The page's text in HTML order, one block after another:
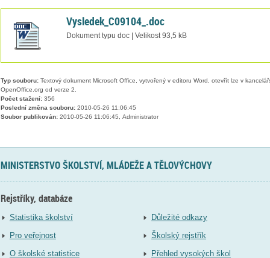
Vysledek_C09104_.doc
Dokument typu doc | Velikost 93,5 kB
Typ souboru:Textový dokument Microsoft Office, vytvořený v editoru Word, otevřít lze v
OpenOffice.org od verze 2.
Počet stažení:356
Poslední změna souboru:2010-05-26 11:06:45
Soubor publikován:2010-05-26 11:06:45, Administrator
MINISTERSTVO ŠKOLSTVÍ, MLÁDEŽE A TĚLOVÝCHOVY
Rejstříky, databáze
Statistika školství
Pro veřejnost
O školské statistice
Důležité odkazy
Školský rejstřík
Přehled vysokých škol